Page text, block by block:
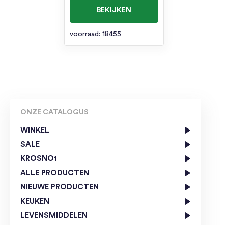
ONZE CATALOGUS
WINKEL
SALE
KROSNO1
ALLE PRODUCTEN
NIEUWE PRODUCTEN
KEUKEN
LEVENSMIDDELEN
BEKIJKEN
voorraad: 18455